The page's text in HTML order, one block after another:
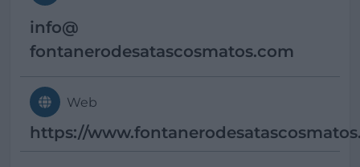
info@
fontanerodesatascosmatos.com
Web
https://